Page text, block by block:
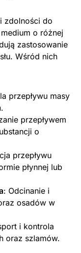
zdolności do
o różnej
zastosowanie
Wśród nich
przepływu masy
przepływem
o
przepływu
płynnej lub
: Odcinanie i
osadów w
i kontrola
oraz szlamów.